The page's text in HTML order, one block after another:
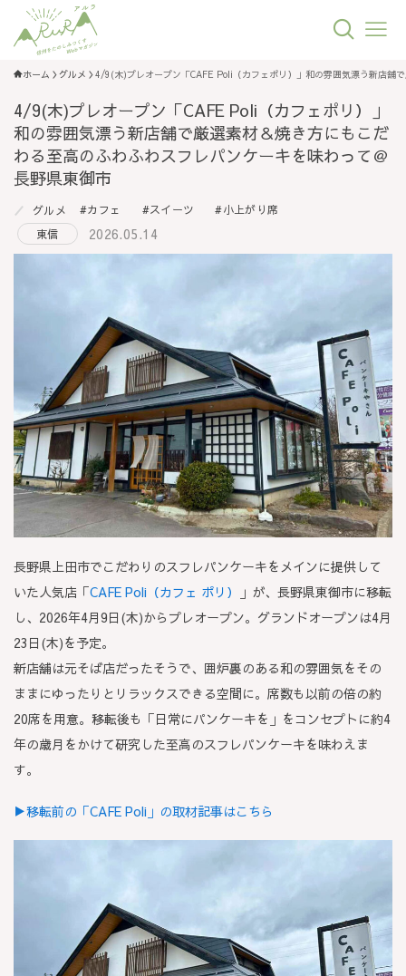
ホーム グルメ 4/9(木)プレオープン「CAFE Poli（カフェポリ）」和の雰囲気漂う新店舗
4/9(木)プレオープン「CAFE Poli（カフェポリ）」
和の雰囲気漂う新店舗で厳選素材＆焼き方にもこだ
わる至高のふわふわスフレパンケーキを味わって＠
長野県東御市
グルメ カフェ スイーツ
小上がり席
東信
2026.05.14
長野県上田市でこだわりのスフレパンケーキをメインに提供して
いた人気店「CAFE Poli（カフェ ポリ） 」が、 長野県東御市に移転
し、2026年4月9日(木)からプレオープン。グランドオープンは4月
23日(木)を予定。
新店舗は元そば店だったそうで、囲炉裏のある和の雰囲気をその
ままにゆったりとリラックスできる空間に。席数も以前の倍の約
20席を用意。移転後も「日常にパンケーキを」をコンセプトに約4
年の歳月をかけて研究した至高のスフレパンケーキを味わえま
す。
▶移転前の「CAFE Poli」の取材記事はこちら